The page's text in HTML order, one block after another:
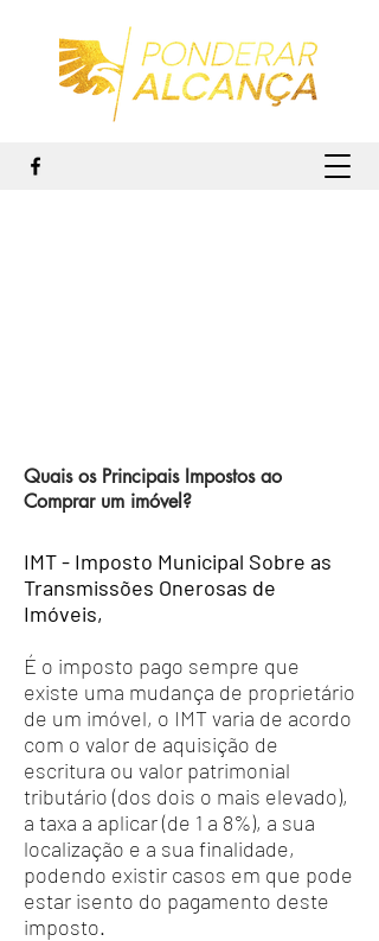
Quais os Principais Impostos ao
Comprar um imóvel?
IMT - Imposto Municipal Sobre as
Transmissões Onerosas de
Imóveis,
É o imposto pago sempre que
existe uma mudança de proprietário
de um imóvel, o IMT varia de acordo
com o valor de aquisição de
escritura ou valor patrimonial
tributário (dos dois o mais elevado),
a taxa a aplicar (de 1 a 8%), a sua
localização e a sua finalidade,
podendo existir casos em que pode
estar isento do pagamento deste
imposto.